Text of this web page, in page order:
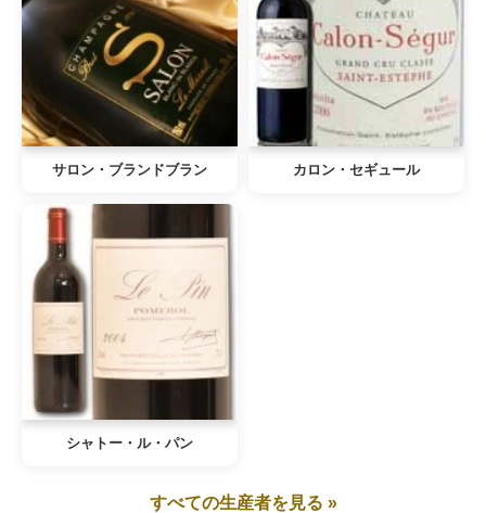
サロン・ブランドブラン カロン・セギュール
シャトー・ル・パン
すべての生産者を見る »